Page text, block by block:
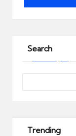
Search
Trending